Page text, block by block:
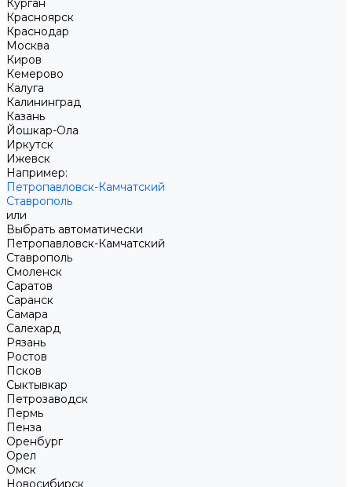
Курган
Красноярск
Краснодар
Москва
Киров
Кемерово
Калуга
Калининград
Казань
Йошкар-Ола
Иркутск
Ижевск
Например:
Петропавловск-Камчатский
Ставрополь
или
Выбрать автоматически
Петропавловск-Камчатский
Ставрополь
Смоленск
Саратов
Саранск
Самара
Салехард
Рязань
Ростов
Псков
Сыктывкар
Петрозаводск
Пермь
Пенза
Оренбург
Орел
Омск
Новосибирск